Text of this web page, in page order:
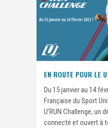
EN ROUTE POUR LE
Du 15 janvier au 14
Française du Sport
U’RUN Challenge, un
connecté et ouvert à